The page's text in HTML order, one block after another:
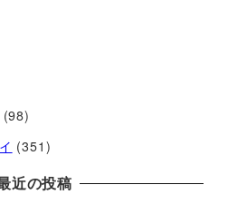
(98)
(351)
近の投稿